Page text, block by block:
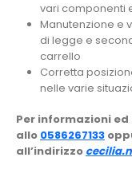
vari componenti
Manutenzione e
di legge e
carrello
Corretta
nelle varie
Per informazioni
allo 0586267133
all’indirizzo